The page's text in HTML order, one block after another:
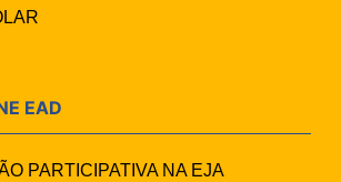
EAD
PARTICIPATIVA NA EJA